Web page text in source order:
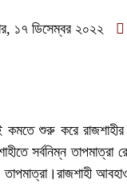
১৭ ডিসেম্বর ২০২২
শুরু করে রাজশাহীর
সর্বনিম্ন তাপমাত্রা